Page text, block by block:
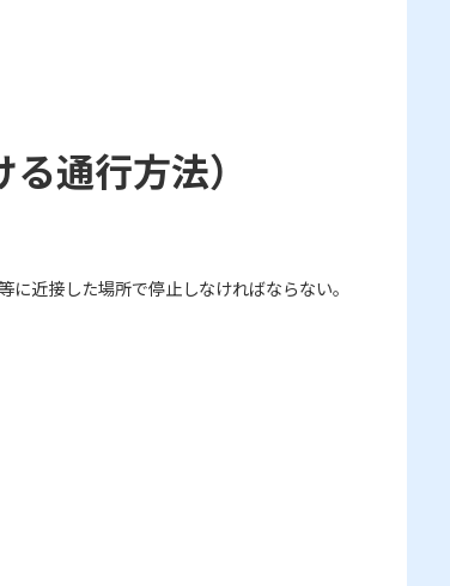
通行方法）
近接した場所で停止しなければならない。